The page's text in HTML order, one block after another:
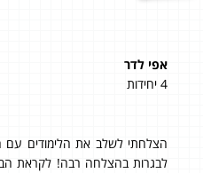
אפי לדר
4 יחידות
לבגרות בהצלחה רבה! לקראת